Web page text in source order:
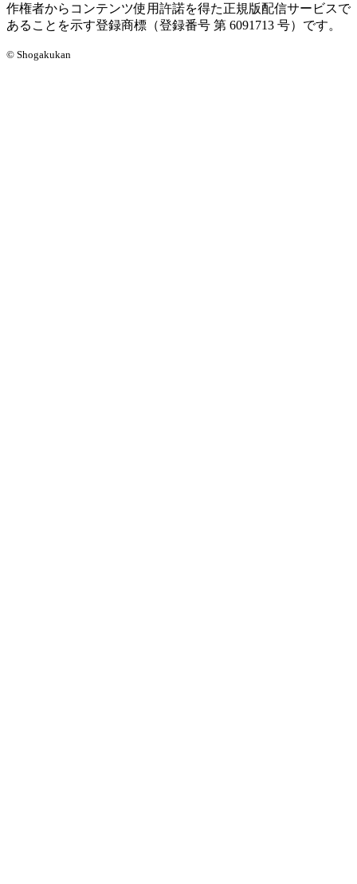
作権者からコンテンツ使用許諾を得た正規版配信サービスで
あることを示す登録商標（登録番号 第 6091713 号）です。
© Shogakukan